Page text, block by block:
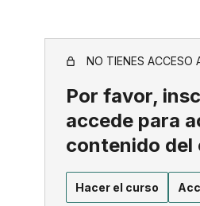
NO TIENES ACCESO
Por favor,
accede para
contenido del
Hacer el curso